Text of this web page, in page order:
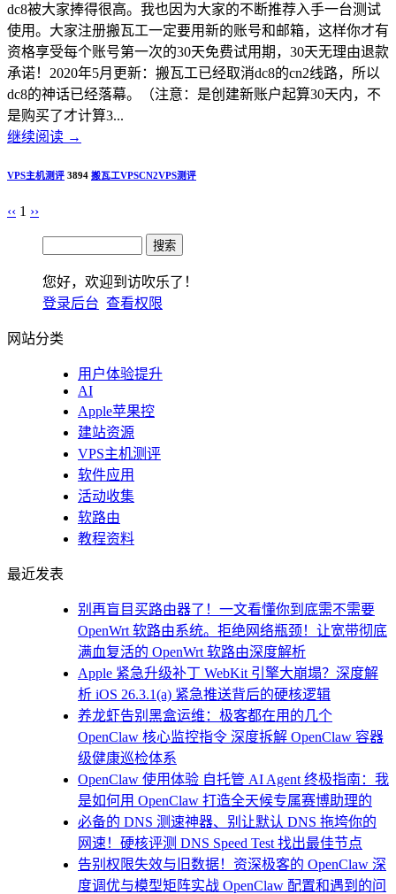
dc8被大家捧得很高。我也因为大家的不断推荐入手一台测试
使用。大家注册搬瓦工一定要用新的账号和邮箱，这样你才有
资格享受每个账号第一次的30天免费试用期，30天无理由退款
承诺！2020年5月更新：搬瓦工已经取消dc8的cn2线路，所以
dc8的神话已经落幕。（注意：是创建新账户起算30天内，不
是购买了才计算3...
继续阅读 →
VPS主机测评 3894 搬瓦工VPSCN2VPS测评
‹‹ 1 ››
您好，欢迎到访吹乐了！
登录后台 查看权限
网站分类
用户体验提升
AI
Apple苹果控
建站资源
VPS主机测评
软件应用
活动收集
软路由
教程资料
最近发表
别再盲目买路由器了！一文看懂你到底需不需要
OpenWrt 软路由系统。拒绝网络瓶颈！让宽带彻底
满血复活的 OpenWrt 软路由深度解析
Apple 紧急升级补丁 WebKit 引擎大崩塌？深度解
析 iOS 26.3.1(a) 紧急推送背后的硬核逻辑
养龙虾告别黑盒运维：极客都在用的几个
OpenClaw 核心监控指令 深度拆解 OpenClaw 容器
级健康巡检体系
OpenClaw 使用体验 自托管 AI Agent 终极指南：我
是如何用 OpenClaw 打造全天候专属赛博助理的
必备的 DNS 测速神器、别让默认 DNS 拖垮你的
网速！硬核评测 DNS Speed Test 找出最佳节点
告别权限失效与旧数据！资深极客的 OpenClaw 深
度调优与模型矩阵实战 OpenClaw 配置和遇到的问